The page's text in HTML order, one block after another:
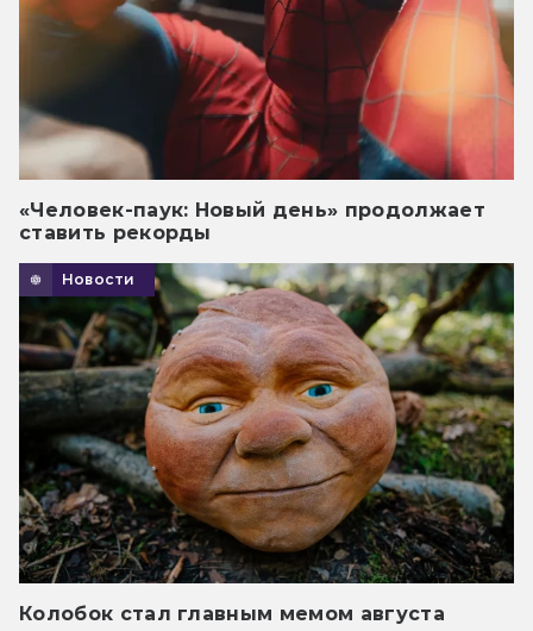
«Человек-паук: Новый день» продолжает
ставить рекорды
Новости
Колобок стал главным мемом августа